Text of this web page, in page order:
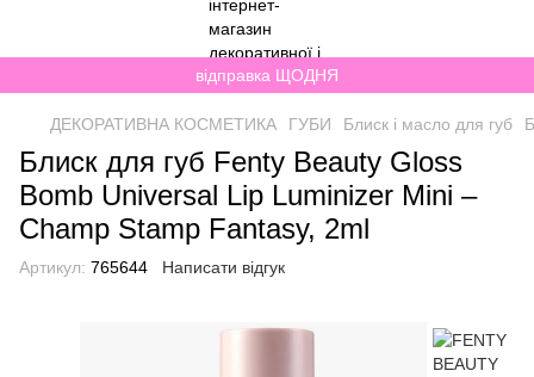
відправка ЩОДНЯ
ДЕКОРАТИВНА КОСМЕТИКА ГУБИ Блиск і масло для губ
Блиск для губ Fenty Beauty Gloss
Bomb Universal Lip Luminizer Mini –
Champ Stamp Fantasy, 2ml
Артикул: 765644 Написати відгук